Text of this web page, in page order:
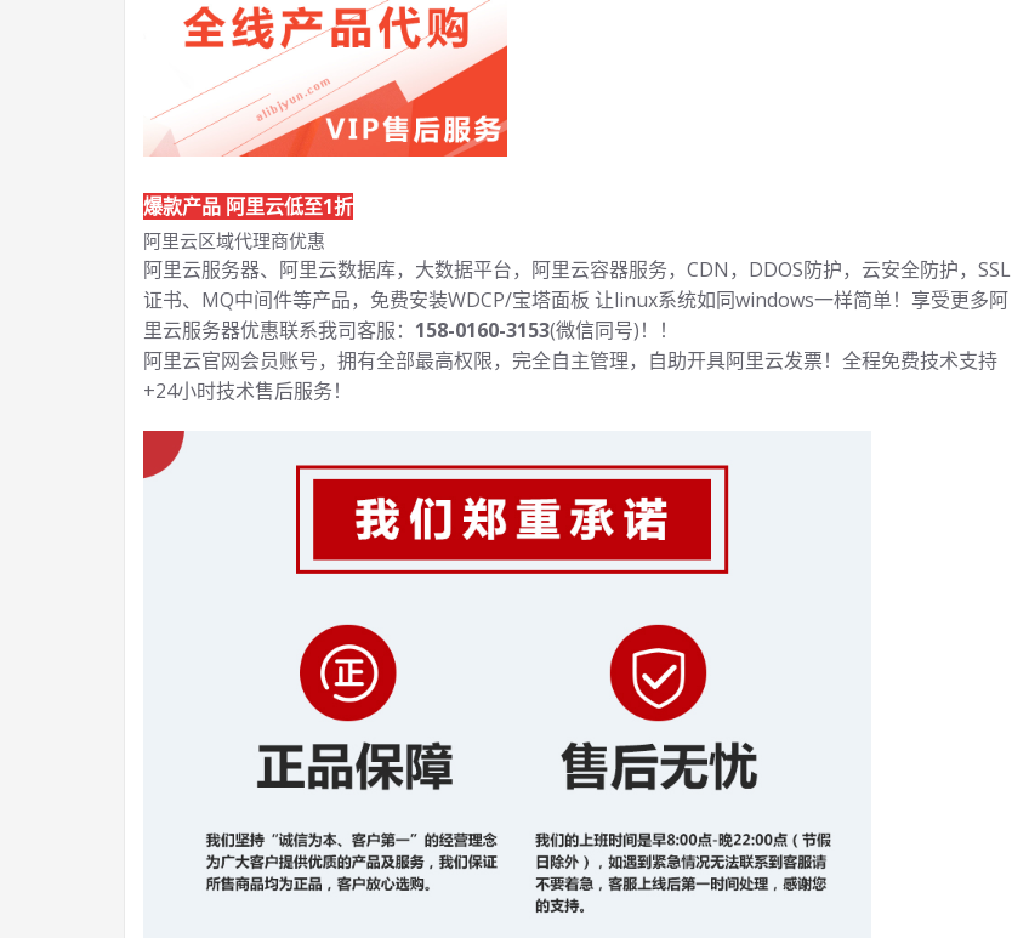
爆款产品 阿里云低至1折
阿里云区域代理商优惠
阿里云服务器、阿里云数据库，大数据平台，阿里云容器服务，CDN，DDOS防护，云安全防护，SSL
证书、MQ中间件等产品，免费安装WDCP/宝塔面板 让linux系统如同windows一样简单！享受更多阿
里云服务器优惠联系我司客服： 158-0160-3153(微信同号)！！
阿里云官网会员账号，拥有全部最高权限，完全自主管理，自助开具阿里云发票！全程免费技术支持
+24小时技术售后服务！